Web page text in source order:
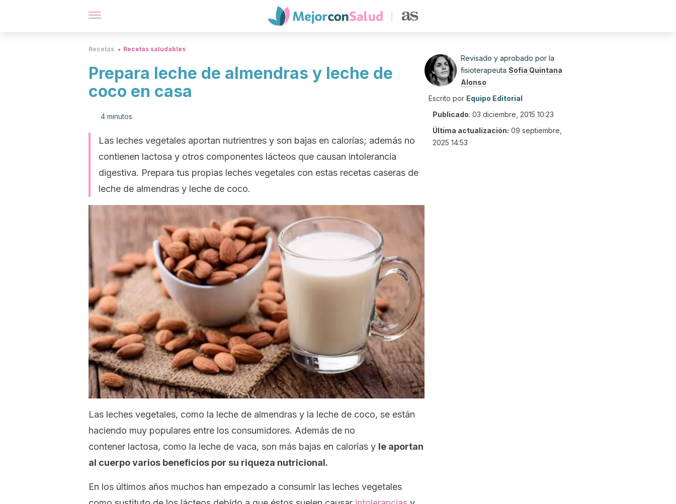
Recetas Recetas saludables
Prepara leche de almendras y leche de
coco en casa
4 minutos
Las leches vegetales aportan nutrientres y son bajas en calorías; además no
contienen lactosa y otros componentes lácteos que causan intolerancia
digestiva. Prepara tus propias leches vegetales con estas recetas caseras de
leche de almendras y leche de coco.
Las leches vegetales, como la leche de almendras y la leche de coco, se están
haciendo muy populares entre los consumidores. Además de no
contener lactosa, como la leche de vaca, son más bajas en calorías y le aportan
al cuerpo varios beneficios por su riqueza nutricional.
En los últimos años muchos han empezado a consumir las leches vegetales
Revisado y aprobado por la
fisioterapeuta Sofía Quintana
Alonso
Escrito por Equipo Editorial
Publicado: 03 diciembre, 2015 10:23
Última actualización: 09 septiembre,
2025 14:53